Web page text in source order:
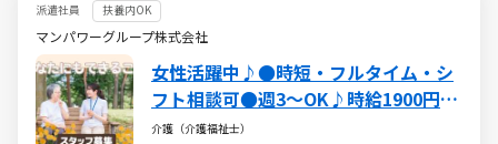
派遣社員 扶養内OK
マンパワーグループ株式会社
女性活躍中♪●時短・フルタイム・シ
フト相談可●週3～OK♪時給1900円
【派遣：介護福祉士】
介護（介護福祉士）